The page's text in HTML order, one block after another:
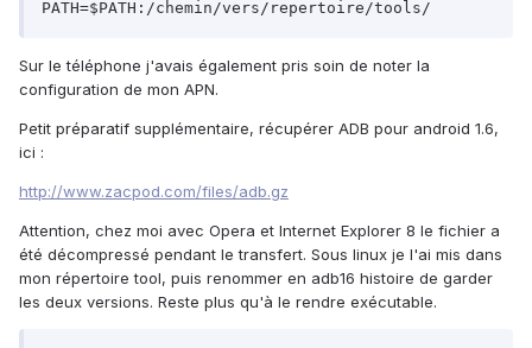
PATH=$PATH:/chemin/vers/repertoire/tools/
Sur le téléphone j'avais également pris soin de noter la
configuration de mon APN.
Petit préparatif supplémentaire, récupérer ADB pour android 1.6,
ici :
http://www.zacpod.com/files/adb.gz
Attention, chez moi avec Opera et Internet Explorer 8 le fichier a
été décompressé pendant le transfert. Sous linux je l'ai mis dans
mon répertoire tool, puis renommer en adb16 histoire de garder
les deux versions. Reste plus qu'à le rendre exécutable.